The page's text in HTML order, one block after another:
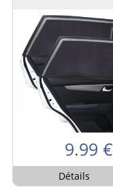
9.99 €
Détails